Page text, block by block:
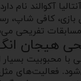
آکوالند نام
کافی شاپ،
تفریحی
هیجان
با محبوبیت بسیار
فعالیت‌های